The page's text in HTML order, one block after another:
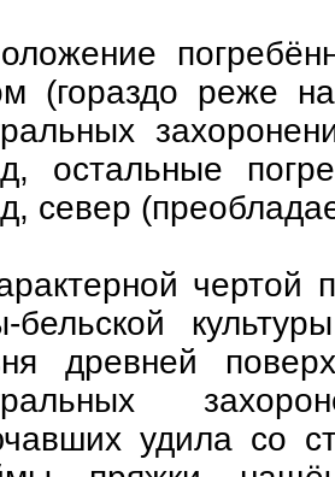
(гораздо реже
остальные
север
чертой
бельской
древней
удила со